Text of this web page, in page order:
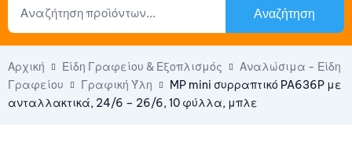
Αναζήτηση
Αρχική Είδη Γραφείου & Εξοπλισμός
Αναλώσιμα - Είδη
Γραφείου
Γραφική Ύλη
MP mini συρραπτικό PA636P με
ανταλλακτικά, 24/6 – 26/6, 10 φύλλα, μπλε